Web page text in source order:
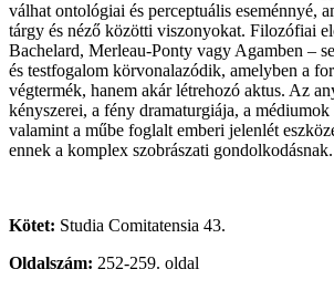
válhat ontológiai és perceptuális eseménnyé,
tárgy és néző közötti viszonyokat. Filozófiai
Bachelard, Merleau-Ponty vagy Agamben –
és testfogalom körvonalazódik, amelyben a
végtermék, hanem akár létrehozó aktus. Az
kényszerei, a fény dramaturgiája, a
valamint a műbe foglalt emberi jelenlét
ennek a komplex szobrászati gondolkodásnak.
Kötet: Studia Comitatensia 43.
Oldalszám: 252-259. oldal